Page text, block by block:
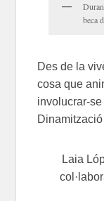
beca
Des de la
cosa que
involucrar-
Laia